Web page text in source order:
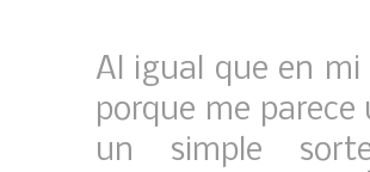
Al igual que en
porque me
un simple